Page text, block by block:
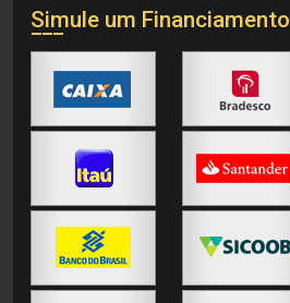
Simule um Financiamento